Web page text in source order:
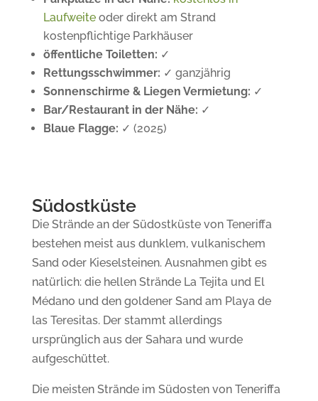
Laufweiteoder direkt am Strand
kostenpflichtige Parkhäuser
öffentliche Toiletten: ✓
Rettungsschwimmer: ✓ ganzjährig
Sonnenschirme & Liegen Vermietung: ✓
Bar/Restaurant in der Nähe: ✓
Blaue Flagge: ✓ (2025)
Südostküste
Die Strände an der Südostküste von Teneriffa
bestehen meist aus dunklem, vulkanischem
Sand oder Kieselsteinen. Ausnahmen gibt es
natürlich: die hellen Strände La Tejita und El
Médano und den goldener Sand am Playa de
las Teresitas. Der stammt allerdings
ursprünglich aus der Sahara und wurde
aufgeschüttet.
Die meisten Strände im Südosten von Teneriffa